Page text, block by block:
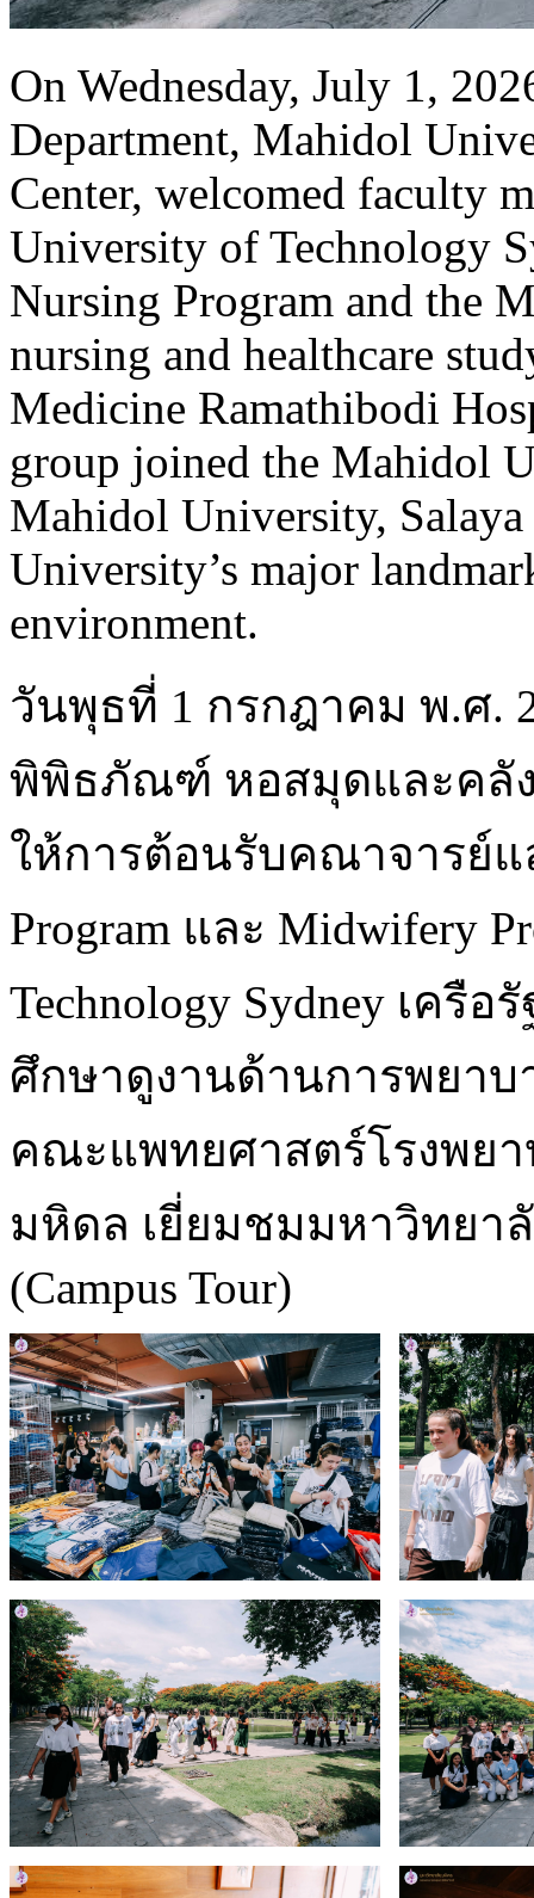
On Wednesday, July 1,
Department, Mahidol
Center, welcomed faculty
University of Technology
Nursing Program and the
nursing and healthcare
Medicine Ramathibodi
group joined the Mahidol
Mahidol University,
University’s major
environment.
วันพุธที่ 1 กรกฎาคม พ.ศ.
พิพิธภัณฑ์ หอสมุดและคลั
ให้การต้อนรับคณาจารย์แ
Program และ Midwifery
Technology Sydney เครื
ศึกษาดูงานด้านการพยา
คณะแพทยศาสตร์โรงพย
มหิดล เยี่ยมชมมหาวิทยา
(Campus Tour)